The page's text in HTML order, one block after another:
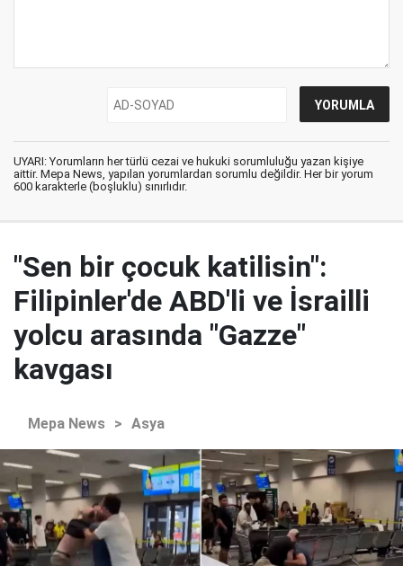
UYARI: Yorumların her türlü cezai ve hukuki sorumluluğu yazan kişiye
aittir. Mepa News, yapılan yorumlardan sorumlu değildir. Her bir yorum
600 karakterle (boşluklu) sınırlıdır.
"Sen bir çocuk katilisin":
Filipinler'de ABD'li ve İsrailli
yolcu arasında "Gazze"
kavgası
Mepa News > Asya